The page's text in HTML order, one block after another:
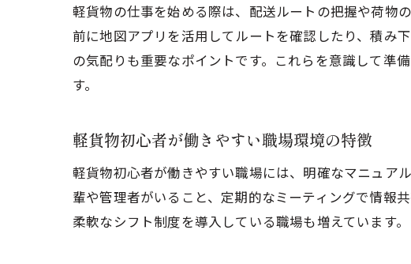
学業
軽
女
初
女性や
軽貨物の仕事を始める際は、配送ルートの把握や荷物
前に地図アプリを活用してルートを確認したり、積み
の気配りも重要なポイントです。これらを意識して準
す。
軽貨物初心者が働きやすい職場環境の特徴
軽貨物初心者が働きやすい職場には、明確なマニュア
輩や管理者がいること、定期的なミーティングで情報
柔軟なシフト制度を導入している職場も増えています